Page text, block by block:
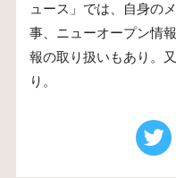
ュース」では、自身の
事、ニューオープン情
報の取り扱いもあり。
り。